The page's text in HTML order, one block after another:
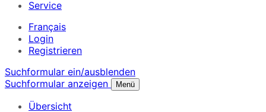
Service
Français
Login
Registrieren
Suchformular ein/ausblenden
Suchformular anzeigen
Menü
Übersicht